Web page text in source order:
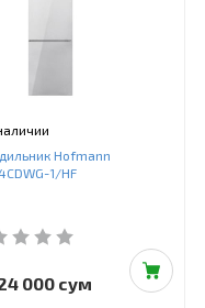
Hofmann
1/HF
000 сум